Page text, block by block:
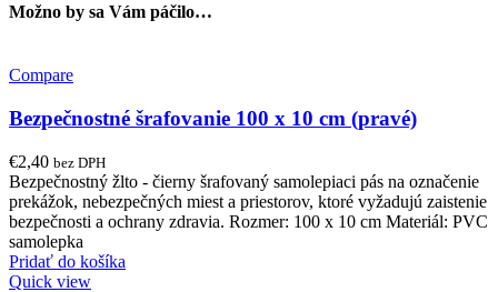
Možno by sa Vám páčilo…
Compare
Bezpečnostné šrafovanie 100 x 10 cm (pravé)
€2,40 bez DPH
Bezpečnostný žlto - čierny šrafovaný samolepiaci pás na označenie
prekážok, nebezpečných miest a priestorov, ktoré vyžadujú zaistenie
bezpečnosti a ochrany zdravia. Rozmer: 100 x 10 cm Materiál: PVC
samolepka
Pridať do košíka
Quick view